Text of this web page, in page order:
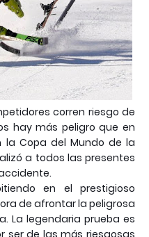
corren riesgo de
hay más peligro que en
la Copa del Mundo de la
a todos las presentes
en el prestigioso
de afrontar la peligrosa
La legendaria prueba es